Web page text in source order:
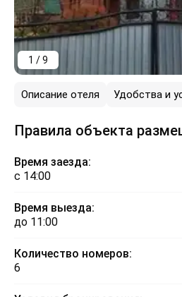
1 / 9
Описание отеля Удобства и
Правила объекта
Время заезда:
с 14:00
Время выезда:
до 11:00
Количество номеров:
6